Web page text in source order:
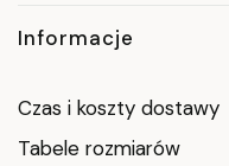
Informacje
Czas i koszty dostawy
Tabele rozmiarów